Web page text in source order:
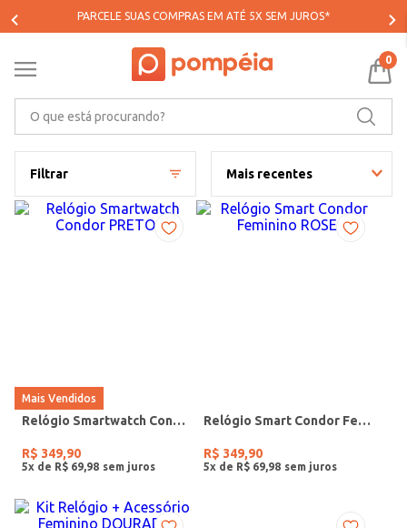
PARCELE SUAS COMPRAS EM ATÉ 5X SEM JUROS*
0
Filtrar Mais recentes
Mais Vendidos
Relógio Smartwatch Condor PRETO
R$ 349,90
5x de R$ 69 98
Relógio Smart Condor Feminino ROSE
R$ 349,90
5x de R$ 69 98